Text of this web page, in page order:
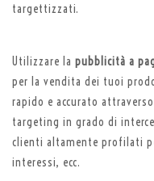
targettizzati.
Utilizzare la pubblicità a
per la vendita dei tuoi
rapido e accurato
targeting in grado di
clienti altamente profilati
interessi, ecc.